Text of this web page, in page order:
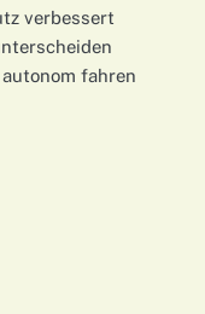
verbessert
fahren